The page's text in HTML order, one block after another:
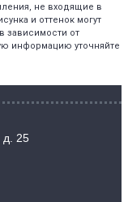
не входящие в
и оттенок могут
зависимости от
информацию уточняйте
д. 25